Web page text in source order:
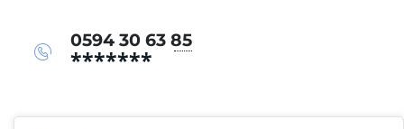
0594 30 63 85
*******